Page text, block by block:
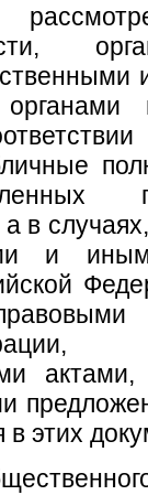
в
и
этих